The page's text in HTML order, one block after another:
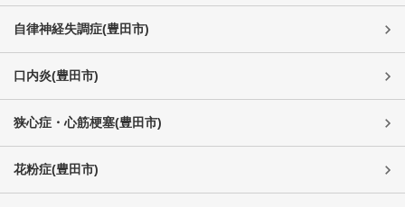
自律神経失調症(豊田市)
口内炎(豊田市)
狭心症・心筋梗塞(豊田市)
花粉症(豊田市)